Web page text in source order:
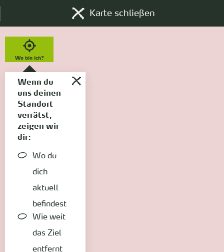
Karte schließen
Wo bin ich?
Wenn du
uns deinen
Standort
verrätst,
zeigen wir
dir:
Wo du
dich
aktuell
befindest
Wie weit
das Ziel
entfernt